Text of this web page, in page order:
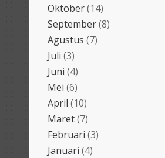
Oktober(14)
September(8)
Agustus (7)
Juli (3)
Juni (4)
Mei (6)
April (10)
Maret(7)
Februari (3)
Januari (4)